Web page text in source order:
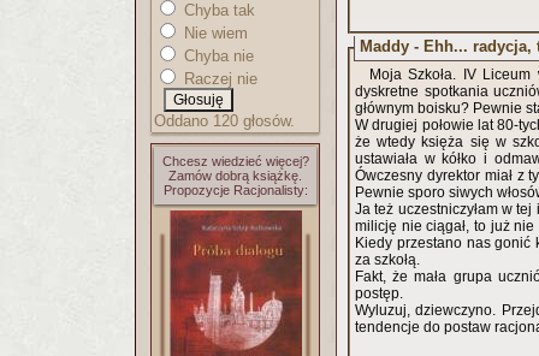
Chyba tak
Nie wiem
Chyba nie
Raczej nie
Oddano 120 głosów.
Chcesz wiedzieć więcej?
Zamów dobrą książkę.
Propozycje Racjonalisty:
Maddy - Ehh... radycja,
Moja Szkoła. IV
dyskretne spotkania
głównym boisku? Pewnie
W drugiej połowie lat 80-
że wtedy księża się w
ustawiała w kółko i
Ówczesny dyrektor miał z
Pewnie sporo siwych
Ja też uczestniczyłam w
milicję nie ciągał, to już
Kiedy przestano nas gonić
za szkołą.
Fakt, że mała grupa
postęp.
Wyluzuj, dziewczyno.
tendencje do postaw